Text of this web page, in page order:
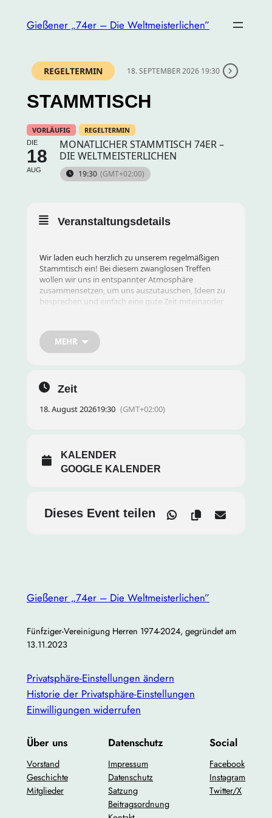
Gießener „74er – Die Weltmeisterlichen”
REGELTERMIN 18. SEPTEMBER 2026 19:30
STAMMTISCH
VORLÄUFIG REGELTERMIN
DIE
18
AUG
MONATLICHER STAMMTISCH 74ER –
DIE WELTMEISTERLICHEN
19:30 (GMT+02:00)
Veranstaltungsdetails
Wir laden euch herzlich zu unserem regelmäßigen
Stammtisch ein! Bei diesem zwanglosen Treffen
wollen wir uns in entspannter Atmosphäre
zusammensetzen, um uns auszutauschen, Ideen zu
besprechen und einfach eine gute Zeit miteinander
Datum und Uhrzeit:
Ort:
Agenda:
Gemeinsamer Austausch und Kennenlernen
an unseren Treffen teilgenommen haben, sind
herzlich willkommen! Wir freuen uns darauf, neue
Bitte gebt kurz Bescheid, ob ihr teilnehmen könnt,
damit wir genügend Plätze reservieren können.
Lasst uns gemeinsam eine gute Zeit verbringen und
MEHR
Zeit
18. August 202619:30 (GMT+02:00)
KALENDER
GOOGLE KALENDER
Dieses Event teilen
Gießener „74er – Die Weltmeisterlichen”
Fünfziger-Vereinigung Herren 1974-2024, gegründet am
13.11.2023
Privatsphäre-Einstellungen ändern
Historie der Privatsphäre-Einstellungen
Einwilligungen widerrufen
Über uns
Vorstand
Geschichte
Mitglieder
Datenschutz
Impressum
Datenschutz
Satzung
Beitragsordnung
Social
Facebook
Instagram
Twitter/X